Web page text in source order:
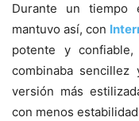
Durante un tiempo
mantuvo así, con
potente y confiable,
combinaba
versión más
con menos